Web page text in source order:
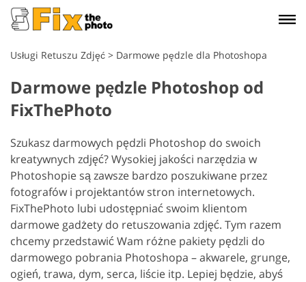
Usługi Retuszu Zdjęć > Darmowe pędzle dla Photoshopa
Darmowe pędzle Photoshop od
FixThePhoto
Szukasz darmowych pędzli Photoshop do swoich
kreatywnych zdjęć? Wysokiej jakości narzędzia w
Photoshopie są zawsze bardzo poszukiwane przez
fotografów i projektantów stron internetowych.
FixThePhoto lubi udostępniać swoim klientom
darmowe gadżety do retuszowania zdjęć. Tym razem
chcemy przedstawić Wam różne pakiety pędzli do
darmowego pobrania Photoshopa – akwarele, grunge,
ogień, trawa, dym, serca, liście itp. Lepiej będzie, abyś